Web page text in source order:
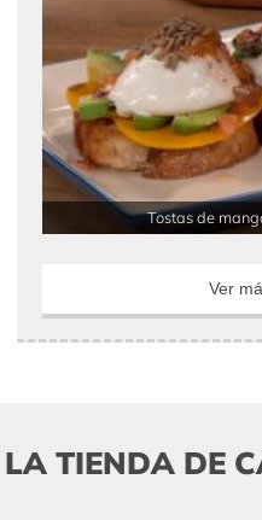
Tostas de
Ver
LA TIENDA DE